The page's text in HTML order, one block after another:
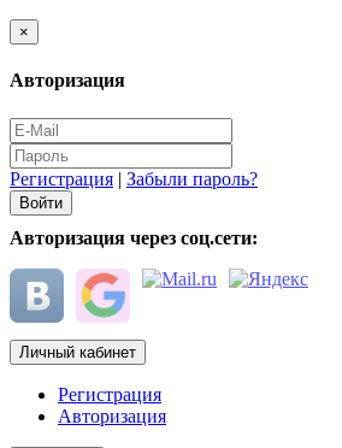
×
Авторизация
Регистрация | Забыли пароль?
Авторизация через соц.сети:
Личный кабинет
Регистрация
Авторизация